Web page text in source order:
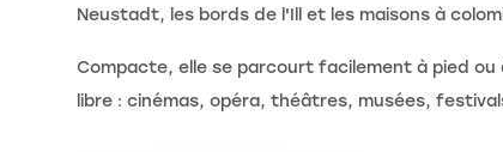
Neustadt, les bords de l'Ill et les maisons à
Compacte, elle se parcourt facilement à pied ou
libre : cinémas, opéra, théâtres, musées,